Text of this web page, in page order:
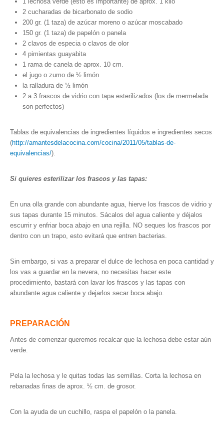
2 cucharadas de bicarbonato de sodio
200 gr. (1 taza) de azúcar moreno o azúcar moscabado
150 gr. (1 taza) de papelón o panela
2 clavos de especia o clavos de olor
4 pimientas guayabita
1 rama de canela de aprox. 10 cm.
el jugo o zumo de ½ limón
la ralladura de ½ limón
2 a 3 frascos de vidrio con tapa esterilizados (los de mermelada
son perfectos)
Tablas de equivalencias de ingredientes líquidos e ingredientes secos
(http://amantesdelacocina.com/cocina/2011/05/tablas-de-
equivalencias/).
Si quieres esterilizar los frascos y las tapas:
En una olla grande con abundante agua, hierve los frascos de vidrio y
sus tapas durante 15 minutos. Sácalos del agua caliente y déjalos
escurrir y enfriar boca abajo en una rejilla. NO seques los frascos por
dentro con un trapo, esto evitará que entren bacterias.
Sin embargo, si vas a preparar el dulce de lechosa en poca cantidad y
los vas a guardar en la nevera, no necesitas hacer este
procedimiento, bastará con lavar los frascos y las tapas con
abundante agua caliente y dejarlos secar boca abajo.
PREPARACIÓN
Antes de comenzar queremos recalcar que la lechosa debe estar aún
verde.
Pela la lechosa y le quitas todas las semillas. Corta la lechosa en
rebanadas finas de aprox. ½ cm. de grosor.
Con la ayuda de un cuchillo, raspa el papelón o la panela.